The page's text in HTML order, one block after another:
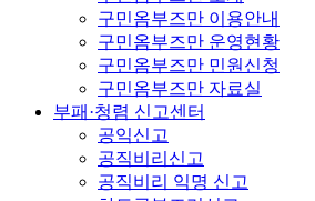
구민옴부즈만 이용안내
구민옴부즈만 운영현황
구민옴부즈만 민원신청
구민옴부즈만 자료실
부패·청렴 신고센터
공익신고
공직비리신고
공직비리 익명 신고